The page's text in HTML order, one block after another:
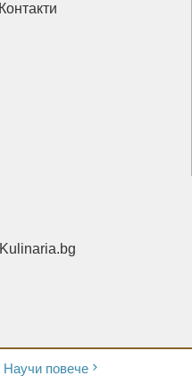
Научи повече
Контакти
Kulinaria.bg